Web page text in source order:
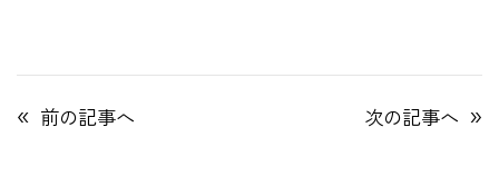
« 前の記事へ 次の記事へ »